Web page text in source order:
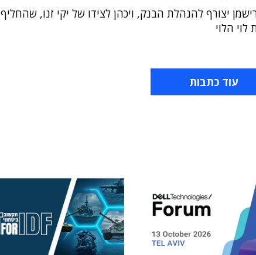
יצורף להנהלת הבנק, ויכהן לצידו של יקי זנו, שהחליף
לוי הלוי
עוד כתבות